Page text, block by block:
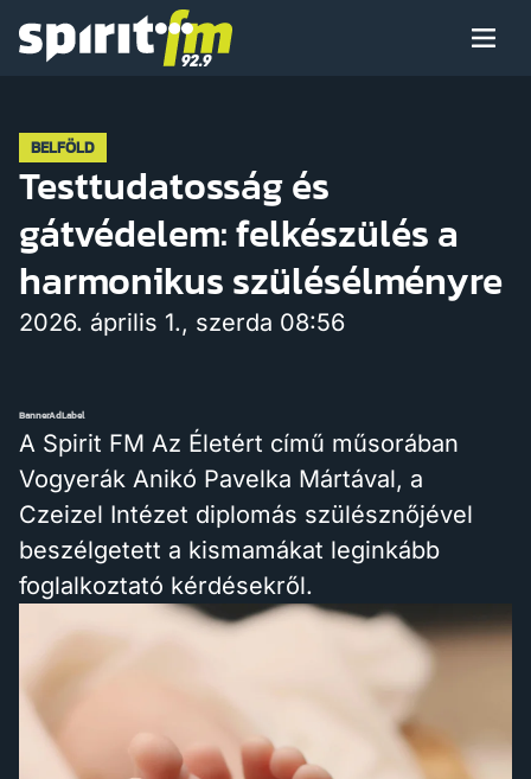
Arcaink
Hírek
BELFÖLD
Testtudatosság és
gátvédelem: felkészülés a
harmonikus szülésélményre
2026. április 1., szerda 08:56
BannerAdLabel
A Spirit FM Az Életért című műsorában
Vogyerák Anikó Pavelka Mártával, a
Czeizel Intézet diplomás szülésznőjével
beszélgetett a kismamákat leginkább
foglalkoztató kérdésekről.